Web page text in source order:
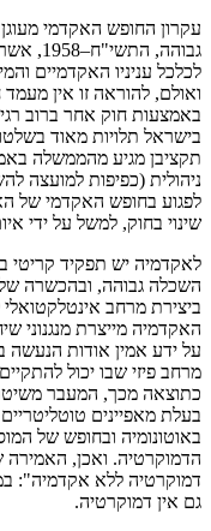
גבוהה,
לכלכל עניניו האקדמיים
ואולם, להוראה זו אין מעמד
באמצעות חוק אחר ברוב
בישראל תלויות מאוד
תקציבן מגיע מהממשלה
ניהולית (כפיפות למועצה
לפגוע בחופש האקדמי של
שינוי בחוק, למשל על ידי
לאקדמיה יש תפקיד
השכלה גבוהה, ובהכשרה
ביצירת מרחב אינטלקטואלי
האקדמיה מייצרת מנגנוני
על ידע אמין אודות הנעשה
מרחב פיזי שבו יכול
כתוצאה מכך, המעבר
בעלת מאפיינים
באוטונומיה ובחופש של
הדמוקרטיה. ואכן, האמירה
דמוקרטיה ללא אקדמיה":
גם אין דמוקרטיה.